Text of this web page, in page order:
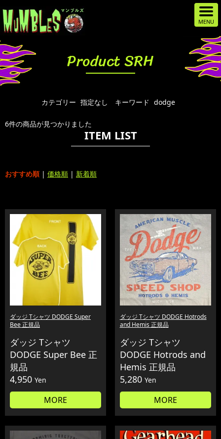
Product SRH
カテゴリー 指定なし キーワード dodge
6件の商品が見つかりました
ITEM LIST
おすすめ順 | 価格順 | 新着順
ダッジ Tシャツ DODGE Super
Bee 正規品
ダッジ Tシャツ
DODGE Super Bee 正
規品
4,950 Yen
MORE
ダッジ Tシャツ DODGE Hotrods
and Hemis 正規品
ダッジ Tシャツ
DODGE Hotrods and
Hemis 正規品
5,280 Yen
MORE